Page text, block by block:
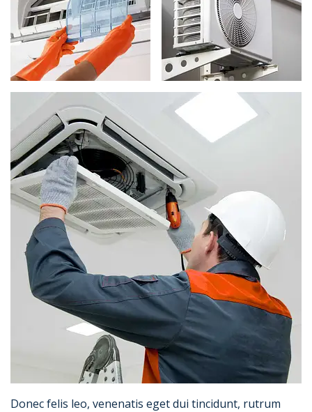
Donec felis leo, venenatis eget dui tincidunt, rutrum